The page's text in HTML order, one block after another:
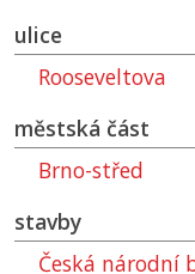
ulice
Rooseveltova
městská část
Brno-střed
stavby
Česká národní